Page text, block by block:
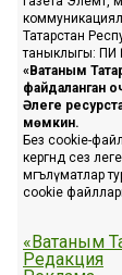
Татарстан
таныклыгы: ПИ
«Ватаным
файдаланган
Әлеге ресурста
мөмкин.
Без cookie-
кергәндә сез
мәгълүматлар
cookie
«Ватаным
Редакция